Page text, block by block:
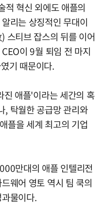
혁신 외에도 애플의
리는 상징적인 무대이
스티브 잡스의 뒤를 이어
이 9월 퇴임 전 마지
기 때문이다.
진 애플'이라는 세간의 혹
, 탁월한 공급망 관리와
플을 세계 최고의 기업
만대의 애플 인텔리전
웨어 영토 역시 팀 쿡의
물이다.